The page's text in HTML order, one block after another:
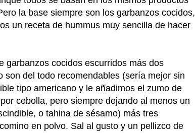
la base siempre son los garbanzos cocidos,
un receta de hummus muy sencilla de hacer
garbanzos cocidos escurridos más dos
del todo recomendables (sería mejor sin
tipo americano y le añadimos el zumo de
cebolla, pero siempre dejando al menos un
o tahina de sésamo) más tres
en polvo. Sal al gusto y un pellizco de